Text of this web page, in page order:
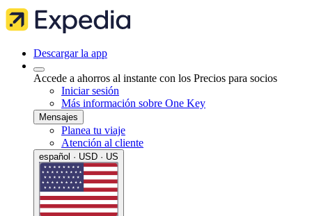
Descargar la app
Accede a ahorros al instante con los Precios para socios
Iniciar sesión
Más información sobre One Key
Mensajes
Planea tu viaje
Atención al cliente
español · USD · US